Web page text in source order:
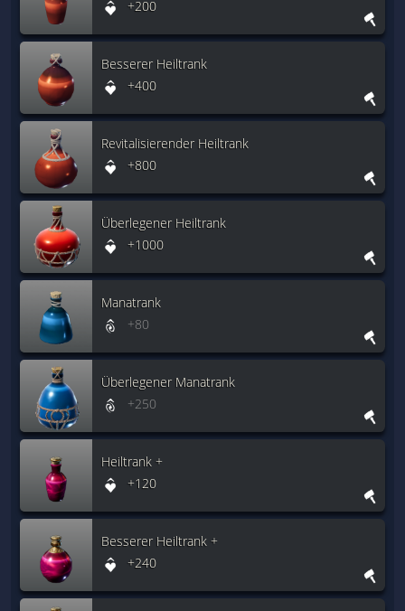
+200
Besserer Heiltrank
+400
Revitalisierender Heiltrank
+800
Überlegener Heiltrank
+1000
Manatrank
+80
Überlegener Manatrank
+250
Heiltrank +
+120
Besserer Heiltrank +
+240